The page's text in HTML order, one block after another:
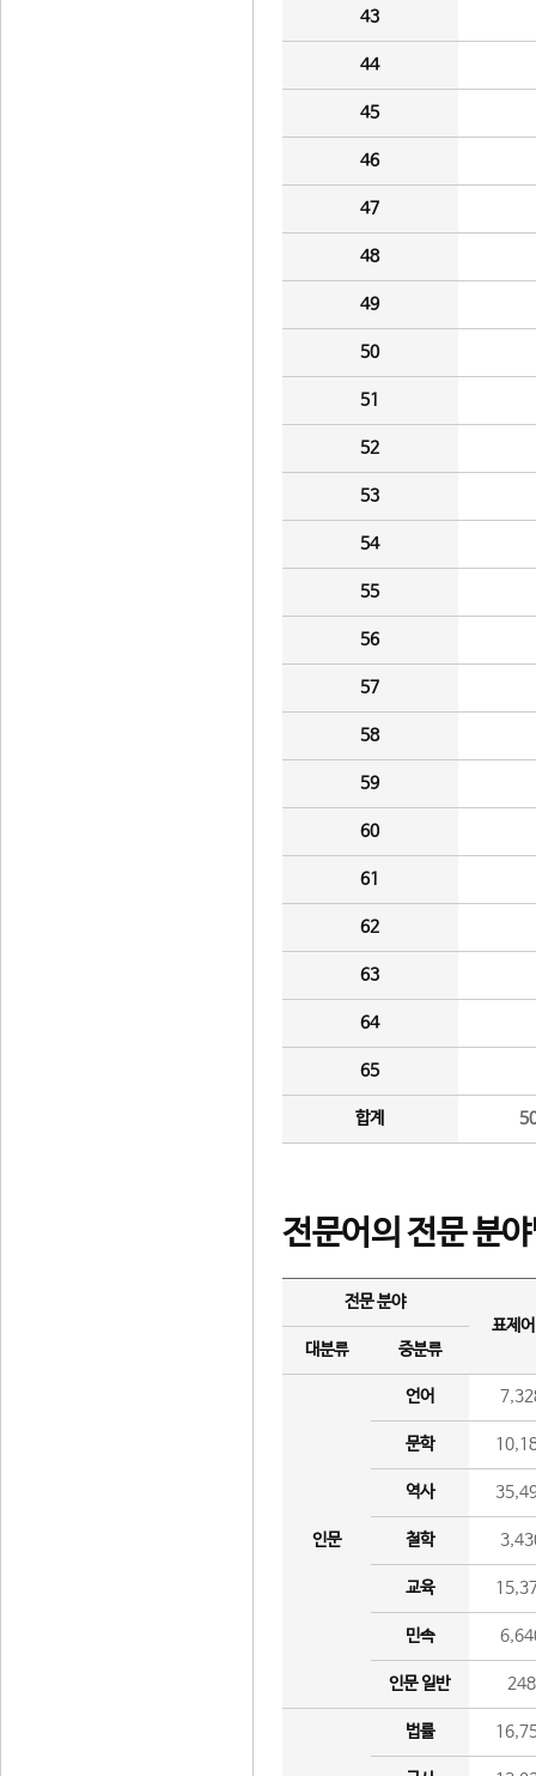
43
44
45
46
47
48
49
50
51
52
53
54
55
56
57
58
59
60
61
62
63
64
65
합계
전문어의 전문 분
전문 분야
표제
대분류
중분류
인문
언어
문학
역사
철학
교육
민속
인문 일반 248
법률